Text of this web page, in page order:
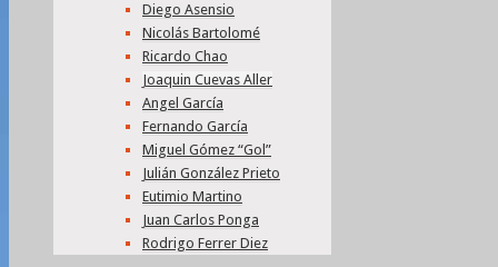
Diego Asensio
Nicolás Bartolomé
Ricardo Chao
Joaquin Cuevas Aller
Angel García
Fernando García
Miguel Gómez “Gol”
Julián González Prieto
Eutimio Martino
Juan Carlos Ponga
Rodrigo Ferrer Diez